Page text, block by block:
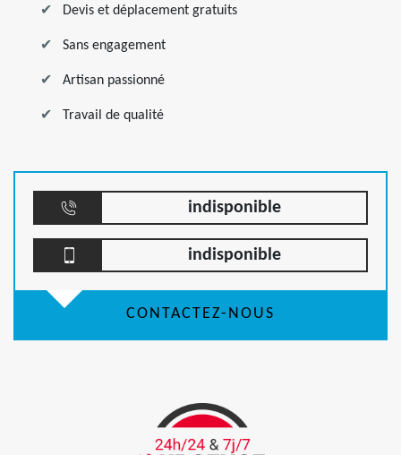
Devis et déplacement gratuits
Sans engagement
Artisan passionné
Travail de qualité
indisponible
indisponible
CONTACTEZ-NOUS